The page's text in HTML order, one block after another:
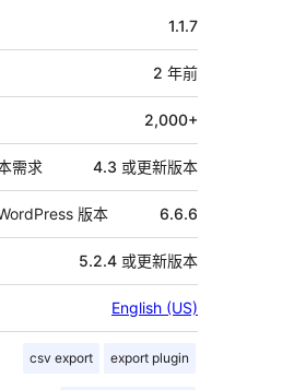
1.1.7
2 年前
2,000+
需求 4.3 或更新版本
版本 6.6.6
5.2.4 或更新版本
English (US)
csv export export plugin